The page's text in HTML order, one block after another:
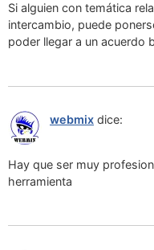
Si alguien con temática
intercambio, puede
poder llegar a un acuerdo
webmix dice:
Hay que ser muy
herramienta